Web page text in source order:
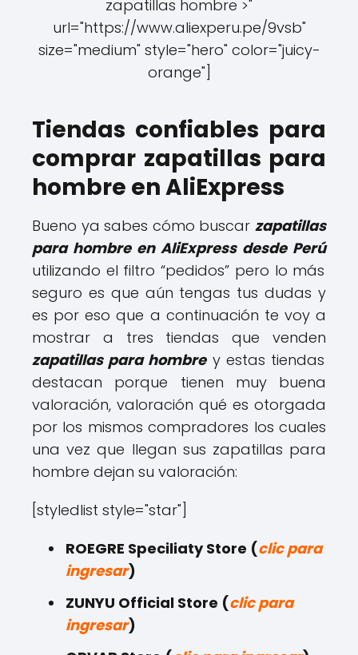
zapatillas hombre >"
url="https://www.aliexperu.pe/9vsb"
size="medium" style="hero" color="juicy-
orange"]
Tiendas confiables para
comprar zapatillas para
hombre en AliExpress
Bueno ya sabes cómo buscar zapatillas
para hombre en AliExpress desde Perú
utilizando el filtro “pedidos” pero lo más
seguro es que aún tengas tus dudas y
es por eso que a continuación te voy a
mostrar a tres tiendas que venden
zapatillas para hombrey estas tiendas
destacan porque tienen muy buena
valoración, valoración qué es otorgada
por los mismos compradores los cuales
una vez que llegan sus zapatillas para
hombre dejan su valoración:
[styledlist style="star"]
ROEGRE Speciliaty Store (clic para
ingresar)
ZUNYU Official Store (clic para
ingresar)